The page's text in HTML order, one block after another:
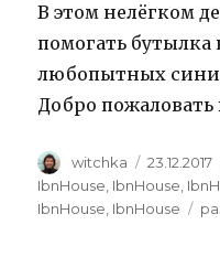
В этом нелёгком
помогать бутылка
любопытных
Добро
Author
witchka
Posted
on
23.12.2017
IbnHouse, IbnHouse,
IbnHouse, IbnHouse